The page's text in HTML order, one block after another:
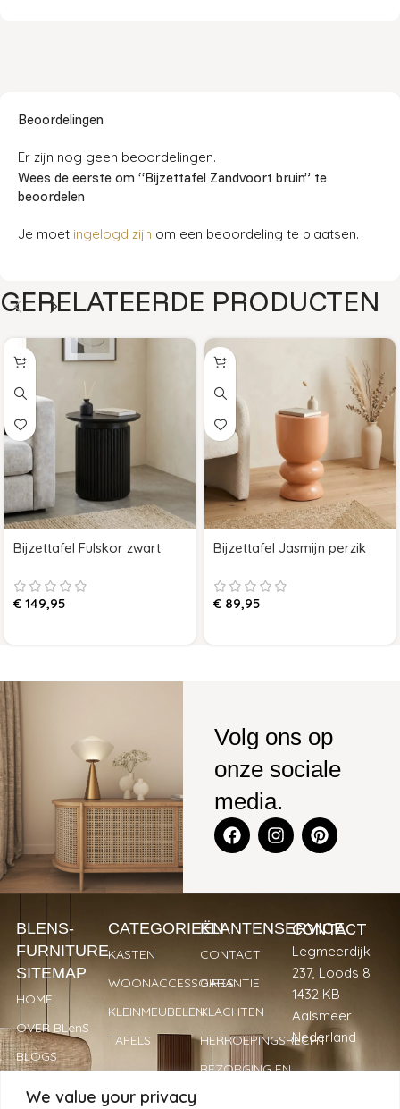
We value your privacy
Beoordelingen
Er zijn nog geen beoordelingen.
Wees de eerste om “Bijzettafel Zandvoort bruin” te
beoordelen
Je moet ingelogd zijn om een beoordeling te plaatsen.
GERELATEERDE PRODUCTEN
Bijzettafel Fulskor zwart
€ 149,95
Bijzettafel Jasmijn perzik
€ 89,95
Volg ons op
onze sociale
media.
BLENS-
FURNITURE
SITEMAP
HOME
OVER BLenS
BLOGS
CATEGORIEËN
KASTEN
WOONACCESSOIRES
KLEINMEUBELEN
TAFELS
KLANTENSERVICE
CONTACT
GARANTIE
KLACHTEN
HERROEPINGSRECHT
BEZORGING EN
CONTACT
Legmeerdijk
237, Loods 8
1432 KB
Aalsmeer
Nederland